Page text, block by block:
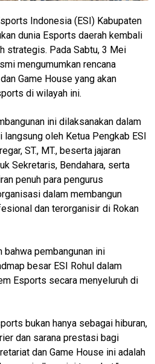
Indonesia (ESI) Kabupaten
dunia Esports daerah kembali
strategis. Pada Sabtu, 3 Mei
mengumumkan rencana
Game House yang akan
di wilayah ini.
ini dilaksanakan dalam
langsung oleh Ketua Pengkab ESI
ST., MT., beserta jajaran
Sekretaris, Bendahara, serta
penuh para pengurus
dalam membangun
dan terorganisir di Rokan
bahwa pembangunan ini
besar ESI Rohul dalam
Esports secara menyeluruh di
bukan hanya sebagai hiburan,
dan sarana prestasi bagi
dan Game House ini adalah